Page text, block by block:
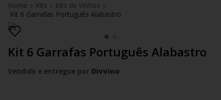
Kits
Kits de Vinhos
Kit 6 Garrafas Português Alabastro
Kit 6 Garrafas Português Alabastro
Vendido e entregue por Divvino